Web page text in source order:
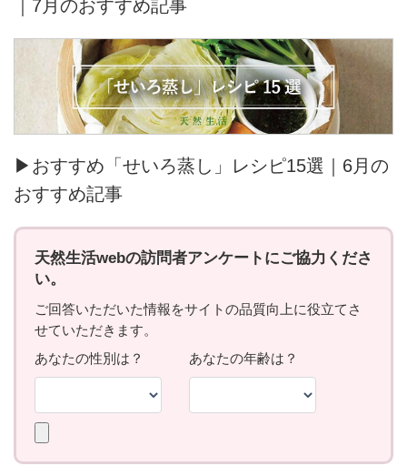
｜7月のおすすめ記事
▶おすすめ「せいろ蒸し」レシピ15選｜6月の
おすすめ記事